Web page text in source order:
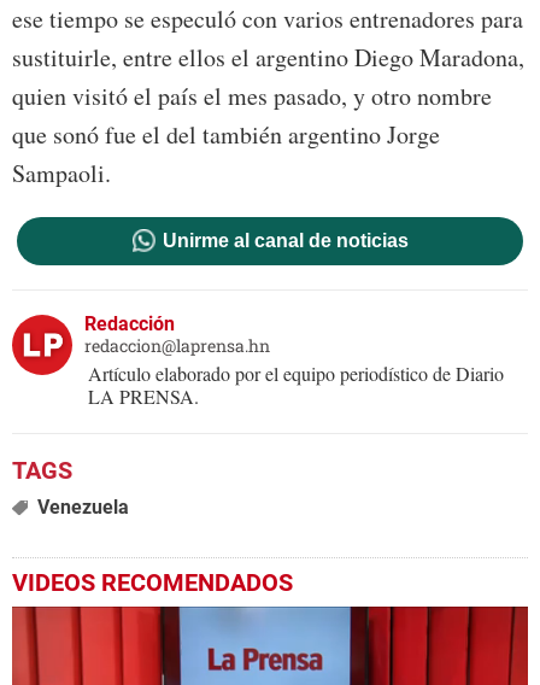
ese tiempo se especuló con varios entrenadores para
sustituirle, entre ellos el argentino Diego Maradona,
quien visitó el país el mes pasado, y otro nombre
que sonó fue el del también argentino Jorge
Sampaoli.
Unirme al canal de noticias
Redacción
redaccion@laprensa.hn
Artículo elaborado por el equipo periodístico de Diario
LA PRENSA.
Venezuela
VIDEOS RECOMENDADOS